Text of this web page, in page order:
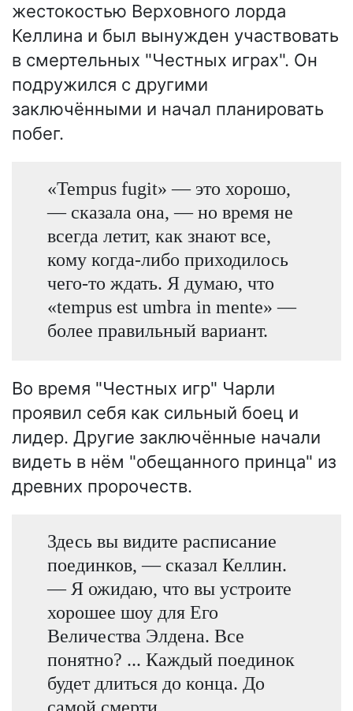
жестокостью Верховного лорда
Келлина и был вынужден участвовать
в смертельных "Честных играх". Он
подружился с другими
заключёнными и начал планировать
побег.
«Tempus fugit» — это хорошо,
— сказала она, — но время не
всегда летит, как знают все,
кому когда-либо приходилось
чего-то ждать. Я думаю, что
«tempus est umbra in mente» —
более правильный вариант.
Во время "Честных игр" Чарли
проявил себя как сильный боец и
лидер. Другие заключённые начали
видеть в нём "обещанного принца" из
древних пророчеств.
Здесь вы видите расписание
поединков, — сказал Келлин.
— Я ожидаю, что вы устроите
хорошее шоу для Его
Величества Элдена. Все
понятно? ... Каждый поединок
будет длиться до конца. До
самой смерти.